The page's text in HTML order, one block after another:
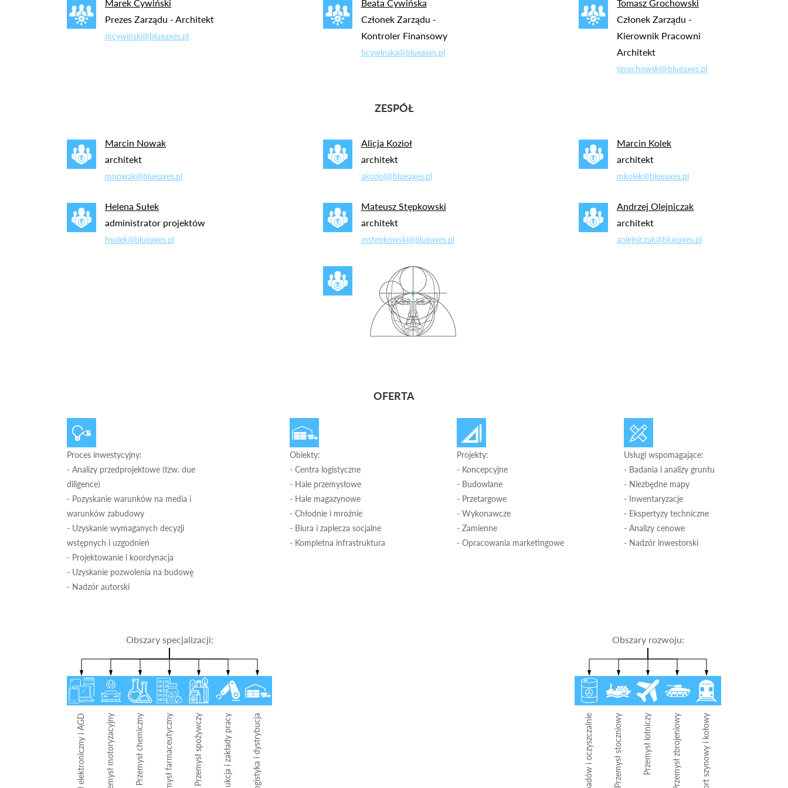
Marek Cywiński
Prezes Zarządu - Architekt
mcywinski@blueaxes.pl
Beata Cywińska
Członek Zarządu -
Kontroler Finansowy
bcywinska@blueaxes.pl
Tomasz Grochowski
Członek Zarządu -
Kierownik Pracowni
Architekt
tgrochowski@blueaxes.pl
ZESPÓŁ
Marcin Nowak
architekt
mnowak@blueaxes.pl
Alicja Kozioł
architekt
akoziol@blueaxes.pl
Marcin Kolek
architekt
mkolek@blueaxes.pl
Helena Sułek
administrator projektów
hsulek@blueaxes.pl
Mateusz Stępkowski
architekt
mstepkowski@blueaxes.pl
Andrzej Olejniczak
architekt
aolejniczak@blueaxes.pl
OFERTA
Proces inwestycyjny:
- Analizy przedprojektowe (tzw. due
diligence)
- Pozyskanie warunków na media i
warunków zabudowy
- Uzyskanie wymaganych decyzji
wstępnych i uzgodnień
- Projektowanie i koordynacja
- Uzyskanie pozwolenia na budowę
- Nadzór autorski
Obiekty:
- Centra logistyczne
- Hale przemysłowe
- Hale magazynowe
- Chłodnie i mroźnie
- Biura i zaplecza socjalne
- Kompletna infrastruktura
Projekty:
- Koncepcyjne
- Budowlane
- Przetargowe
- Wykonawcze
- Zamienne
- Opracowania marketingowe
Usługi wspomagające:
- Badania i analizy gruntu
- Niezbędne mapy
- Inwentaryzacje
- Ekspertyzy techniczne
- Analizy cenowe
- Nadzór inwestorski
Obszary specjalizacji:
Przemysł elektroniczny i AGD Przemysł motoryzacyjny Przemysł chemiczny Przemysł farmaceutyczny Przemysł spożywczy Produkcja i zakłady pracy Logistyka i dystrybucja
Obszary rozwoju:
Przemysł stoczniowy Przemysł lotniczy Przemysł zbrojeniowy Transport szynowy i kołowy